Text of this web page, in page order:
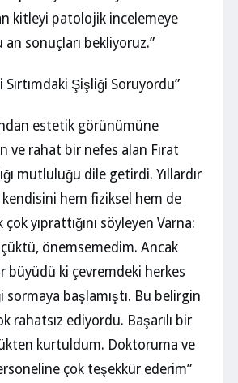
kitleyi patolojik incelemeye
sonuçları bekliyoruz.”
Sırtımdaki Şişliği Soruyordu”
estetik görünümüne
ve rahat bir nefes alan Fırat
mutluluğu dile getirdi. Yıllardır
kendisini hem fiziksel hem de
yıprattığını söyleyen Varna:
önemsemedim. Ancak
büyüdü ki çevremdeki herkes
sormaya başlamıştı. Bu belirgin
rahatsız ediyordu. Başarılı bir
kurtuldum. Doktoruma ve
çok teşekkür ederim”